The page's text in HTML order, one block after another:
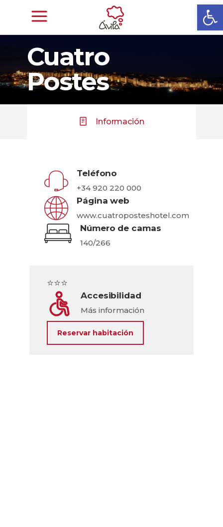
Cuatro
Postes
Información
Teléfono
+34 920 220 000
Página web
www.cuatroposteshotel.com
Número de camas
140/266
⭐⭐⭐
Accesibilidad
Más información
Reservar habitación